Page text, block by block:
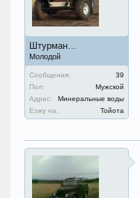
Штурман…
Молодой
Сообщения:
39
Пол:
Мужской
Адрес:
Минеральные воды
Езжу на:
Тойота